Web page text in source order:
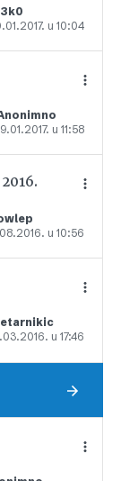
u 10:04
u 11:58
u 10:56
u 17:46